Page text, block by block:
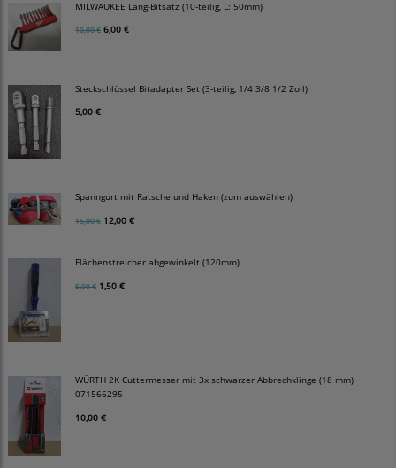
MILWAUKEE Lang-Bitsatz (10-teilig, L: 50mm)
10,00 € 6,00 €
Steckschlüssel Bitadapter Set (3-teilig, 1/4 3/8 1/2 Zoll)
5,00 €
Spanngurt mit Ratsche und Haken (zum auswählen)
15,00 € 12,00 €
Flächenstreicher abgewinkelt (120mm)
5,00 € 1,50 €
WÜRTH 2K Cuttermesser mit 3x schwarzer Abbrechklinge (18 mm)
071566295
10,00 €